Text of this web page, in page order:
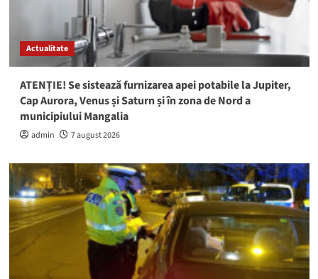
Actualitate
ATENȚIE! Se sistează furnizarea apei potabile la Jupiter,
Cap Aurora, Venus și Saturn și în zona de Nord a
municipiului Mangalia
admin 7 august 2026